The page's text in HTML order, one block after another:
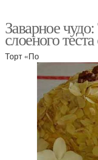
Заварное
слоеного
Торт «По